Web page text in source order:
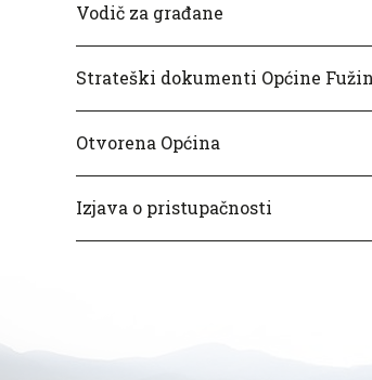
Vodič za građane
Strateški dokumenti Općine
Otvorena Općina
Izjava o pristupačnosti